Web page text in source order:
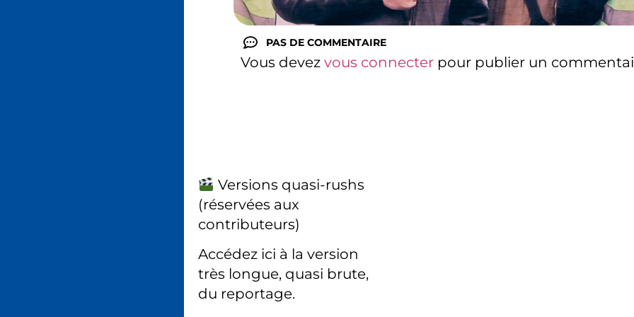
PAS DE COMMENTAIRE
Vous devez vous connecter pour publier un
Versions quasi-rushs
(réservées aux
contributeurs)
Accédez ici à la version
très longue, quasi brute,
du reportage.